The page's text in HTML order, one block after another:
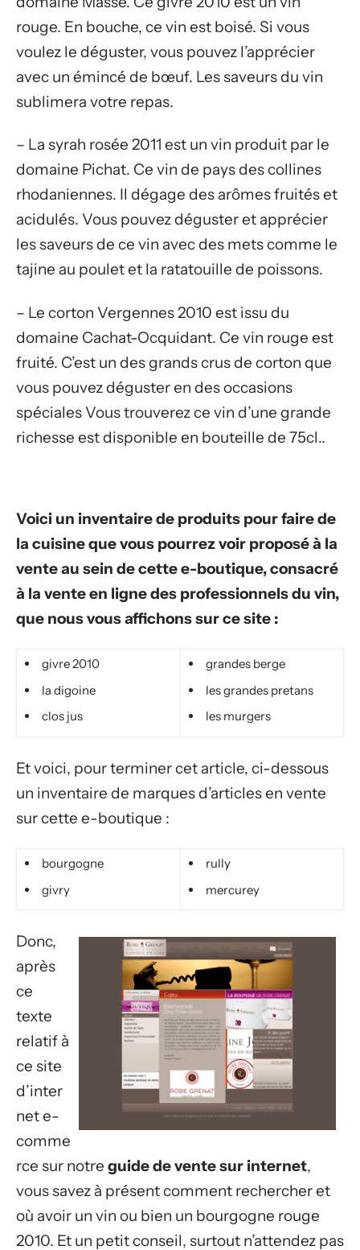
rouge. En bouche, ce vin est boisé. Si vous
voulez le déguster, vous pouvez l’apprécier
avec un émincé de bœuf. Les saveurs du vin
sublimera votre repas.
– La syrah rosée 2011 est un vin produit par le
domaine Pichat. Ce vin de pays des collines
rhodaniennes. Il dégage des arômes fruités et
acidulés. Vous pouvez déguster et apprécier
les saveurs de ce vin avec des mets comme le
tajine au poulet et la ratatouille de poissons.
– Le corton Vergennes 2010 est issu du
domaine Cachat-Ocquidant. Ce vin rouge est
fruité. C’est un des grands crus de corton que
vous pouvez déguster en des occasions
spéciales Vous trouverez ce vin d’une grande
richesse est disponible en bouteille de 75cl..
Voici un inventaire de produits pour faire de
la cuisine que vous pourrez voir proposé à la
vente au sein de cette e-boutique, consacré
à la vente en ligne des professionnels du vin,
que nous vous affichons sur ce site :
givre 2010
la digoine
clos jus
grandes berge
les grandes pretans
les murgers
Et voici, pour terminer cet article, ci-dessous
un inventaire de marques d’articles en vente
sur cette e-boutique :
bourgogne
givry
rully
mercurey
Donc,
après
ce
texte
relatif à
ce site
d’inter
net e-
comme
rce sur notre guide de vente sur internet,
vous savez à présent comment rechercher et
où avoir un vin ou bien un bourgogne rouge
2010. Et un petit conseil, surtout n’attendez pas